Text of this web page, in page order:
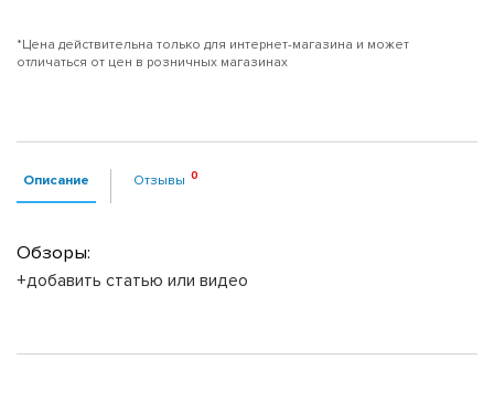
*Цена действительна только для интернет-магазина и может
отличаться от цен в розничных магазинах
Описание Отзывы
Обзоры:
+добавить статью или видео